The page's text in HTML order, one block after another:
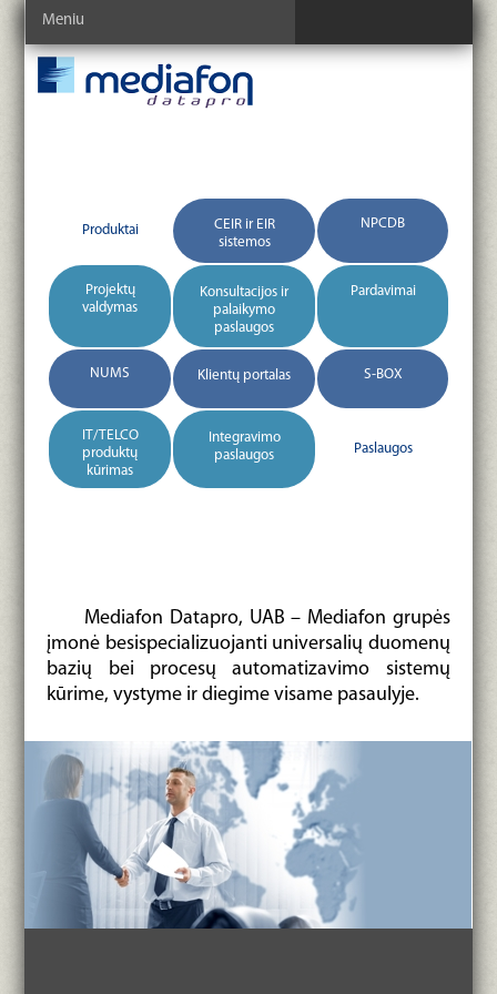
Meniu
Produktai
CEIR ir EIR
sistemos
NPCDB
Projektų
valdymas
Konsultacijos ir
palaikymo
paslaugos
Pardavimai
NUMS Klientų portalas S-BOX
IT/TELCO
produktų
kūrimas
Integravimo
paslaugos
Paslaugos
Mediafon Datapro, UAB – Mediafon grupės
įmonė besispecializuojanti universalių duomenų
bazių bei procesų automatizavimo sistemų
kūrime, vystyme ir diegime visame pasaulyje.